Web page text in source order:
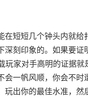
在短短几个钟头内就给
深刻印象的。如果要证
玩家对手高明的证据就
会一帆风顺，你会不时
玩出你的最佳水准，然